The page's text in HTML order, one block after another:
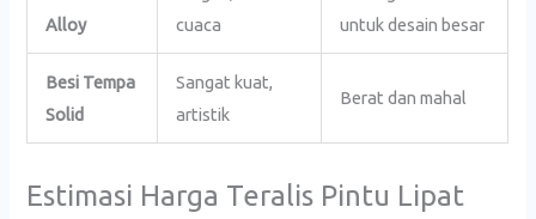
Alloy
cuaca
untuk desain besar
Besi Tempa
Solid
Sangat kuat,
artistik
Berat dan mahal
Estimasi Harga Teralis Pintu Lipat